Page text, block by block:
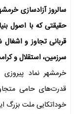
سالروز آزادسازی
حقیقتی که با اصول
قربانی تجاوز و
سرزمین، استقلال و
خرمشهر نماد
قدرت‌های حامی
خوداتکایی ملت بزرگ